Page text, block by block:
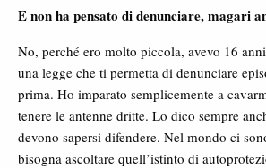
E non ha pensato di denunciare, magari
No, perché ero molto piccola, avevo 16
una legge che ti permetta di denunciare
prima. Ho imparato semplicemente a
tenere le antenne dritte. Lo dico sempre
devono sapersi difendere. Nel mondo ci
bisogna ascoltare quell’istinto di